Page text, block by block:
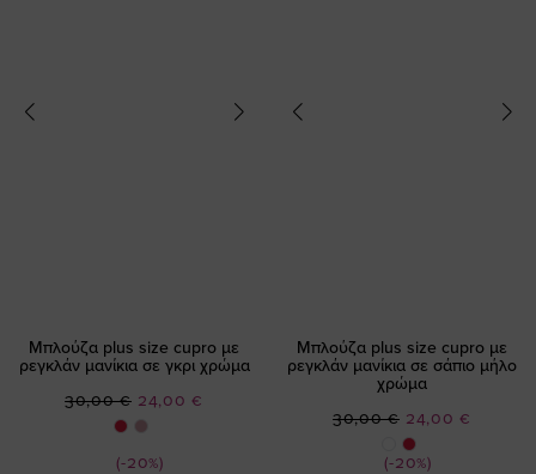
Μπλούζα plus size cupro με
ρεγκλάν μανίκια σε γκρι χρώμα
(-20%)
Ειδική
Τιμή
24,00 €
30,00 €
Μπλούζα plus size cupro με
ρεγκλάν μανίκια σε σάπιο μήλο
χρώμα
(-20%)
Ειδική
Τιμή
24,00 €
30,00 €